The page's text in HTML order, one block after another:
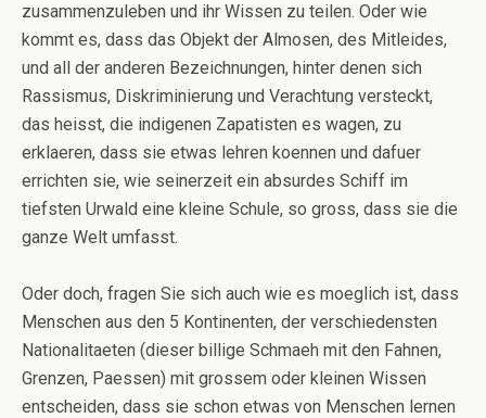
zusammenzuleben und ihr Wissen zu teilen. Oder wie
kommt es, dass das Objekt der Almosen, des Mitleides,
und all der anderen Bezeichnungen, hinter denen sich
Rassismus, Diskriminierung und Verachtung versteckt,
das heisst, die indigenen Zapatisten es wagen, zu
erklaeren, dass sie etwas lehren koennen und dafuer
errichten sie, wie seinerzeit ein absurdes Schiff im
tiefsten Urwald eine kleine Schule, so gross, dass sie die
ganze Welt umfasst.
Oder doch, fragen Sie sich auch wie es moeglich ist, dass
Menschen aus den 5 Kontinenten, der verschiedensten
Nationalitaeten (dieser billige Schmaeh mit den Fahnen,
Grenzen, Paessen) mit grossem oder kleinen Wissen
entscheiden, dass sie schon etwas von Menschen lernen